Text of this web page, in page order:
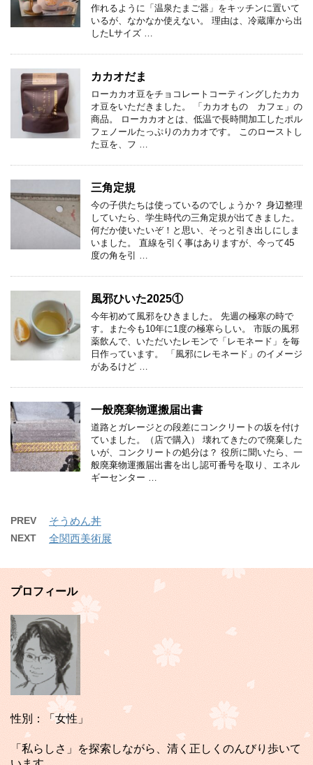
作れるように「温泉たまご器」をキッチンに置いて
いるが、なかなか使えない。 理由は、冷蔵庫から出
したLサイズ …
カカオだま
ローカカオ豆をチョコレートコーティングしたカカ
オ豆をいただきました。 「カカオもの カフェ」の
商品。 ローカカオとは、低温で長時間加工したポル
フェノールたっぷりのカカオです。 このローストし
た豆を、フ …
三角定規
今の子供たちは使っているのでしょうか？ 身辺整理
していたら、学生時代の三角定規が出てきました。
何だか使いたいぞ！と思い、そっと引き出しにしま
いました。 直線を引く事はありますが、今って45
度の角を引 …
風邪ひいた2025①
今年初めて風邪をひきました。 先週の極寒の時で
す。また今も10年に1度の極寒らしい。 市販の風邪
薬飲んで、いただいたレモンで「レモネード」を毎
日作っています。 「風邪にレモネード」のイメージ
があるけど …
一般廃棄物運搬届出書
道路とガレージとの段差にコンクリートの坂を付け
ていました。（店で購入） 壊れてきたので廃棄した
いが、コンクリートの処分は？ 役所に聞いたら、一
般廃棄物運搬届出書を出し認可番号を取り、エネル
ギーセンター …
PREV そうめん丼
NEXT 全関西美術展
プロフィール
性別：「女性」
「私らしさ」を探索しながら、清く正しくのんびり歩いて